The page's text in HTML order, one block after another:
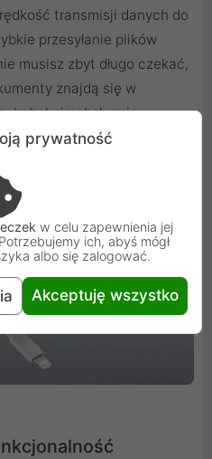
transmisji danych do
przesyłanie plików
musisz zbyt długo czekać,
znajdą się w
kabel nie obsługuje
prywatność
w celu zapewnienia jej
ich, abyś mógł
albo się zalogować.
Akceptuję wszystko